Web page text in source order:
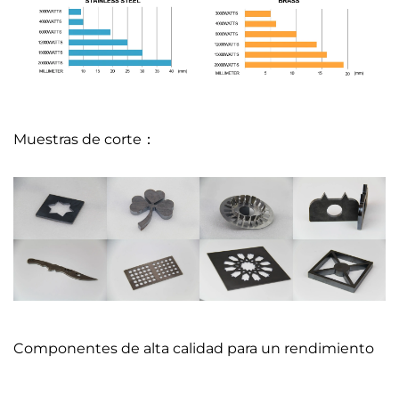
Muestras de corte：
Componentes de alta calidad para un rendimiento